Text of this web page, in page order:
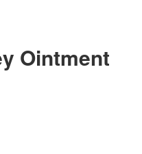
Ointment